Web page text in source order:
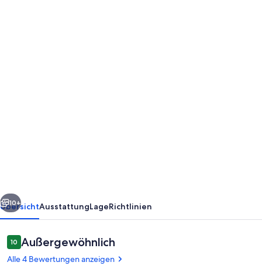
Weiter
10+
ÜbersichtAusstattungLageRichtlinien
Bewertungen
1010 von 10.
Außergewöhnlich
Alle 4 Bewertungen anzeigen